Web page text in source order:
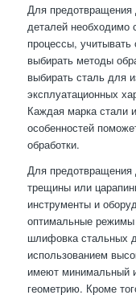
Для предотвращения
деталей необходимо
процессы,
выбирать методы
выбирать сталь для
эксплуатационных
Каждая марка стали
особенностей
обработки.
Для предотвращения
трещины или
инструменты и
оптимальные
шлифовка стальных
использованием
имеют минимальный
геометрию. Кроме